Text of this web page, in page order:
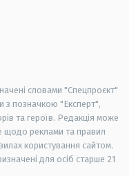
словами "Спецпроєкт"
з позначкою "Експерт",
та героїв. Редакція може
щодо реклами та правил
користування сайтом.
для осіб старше 21